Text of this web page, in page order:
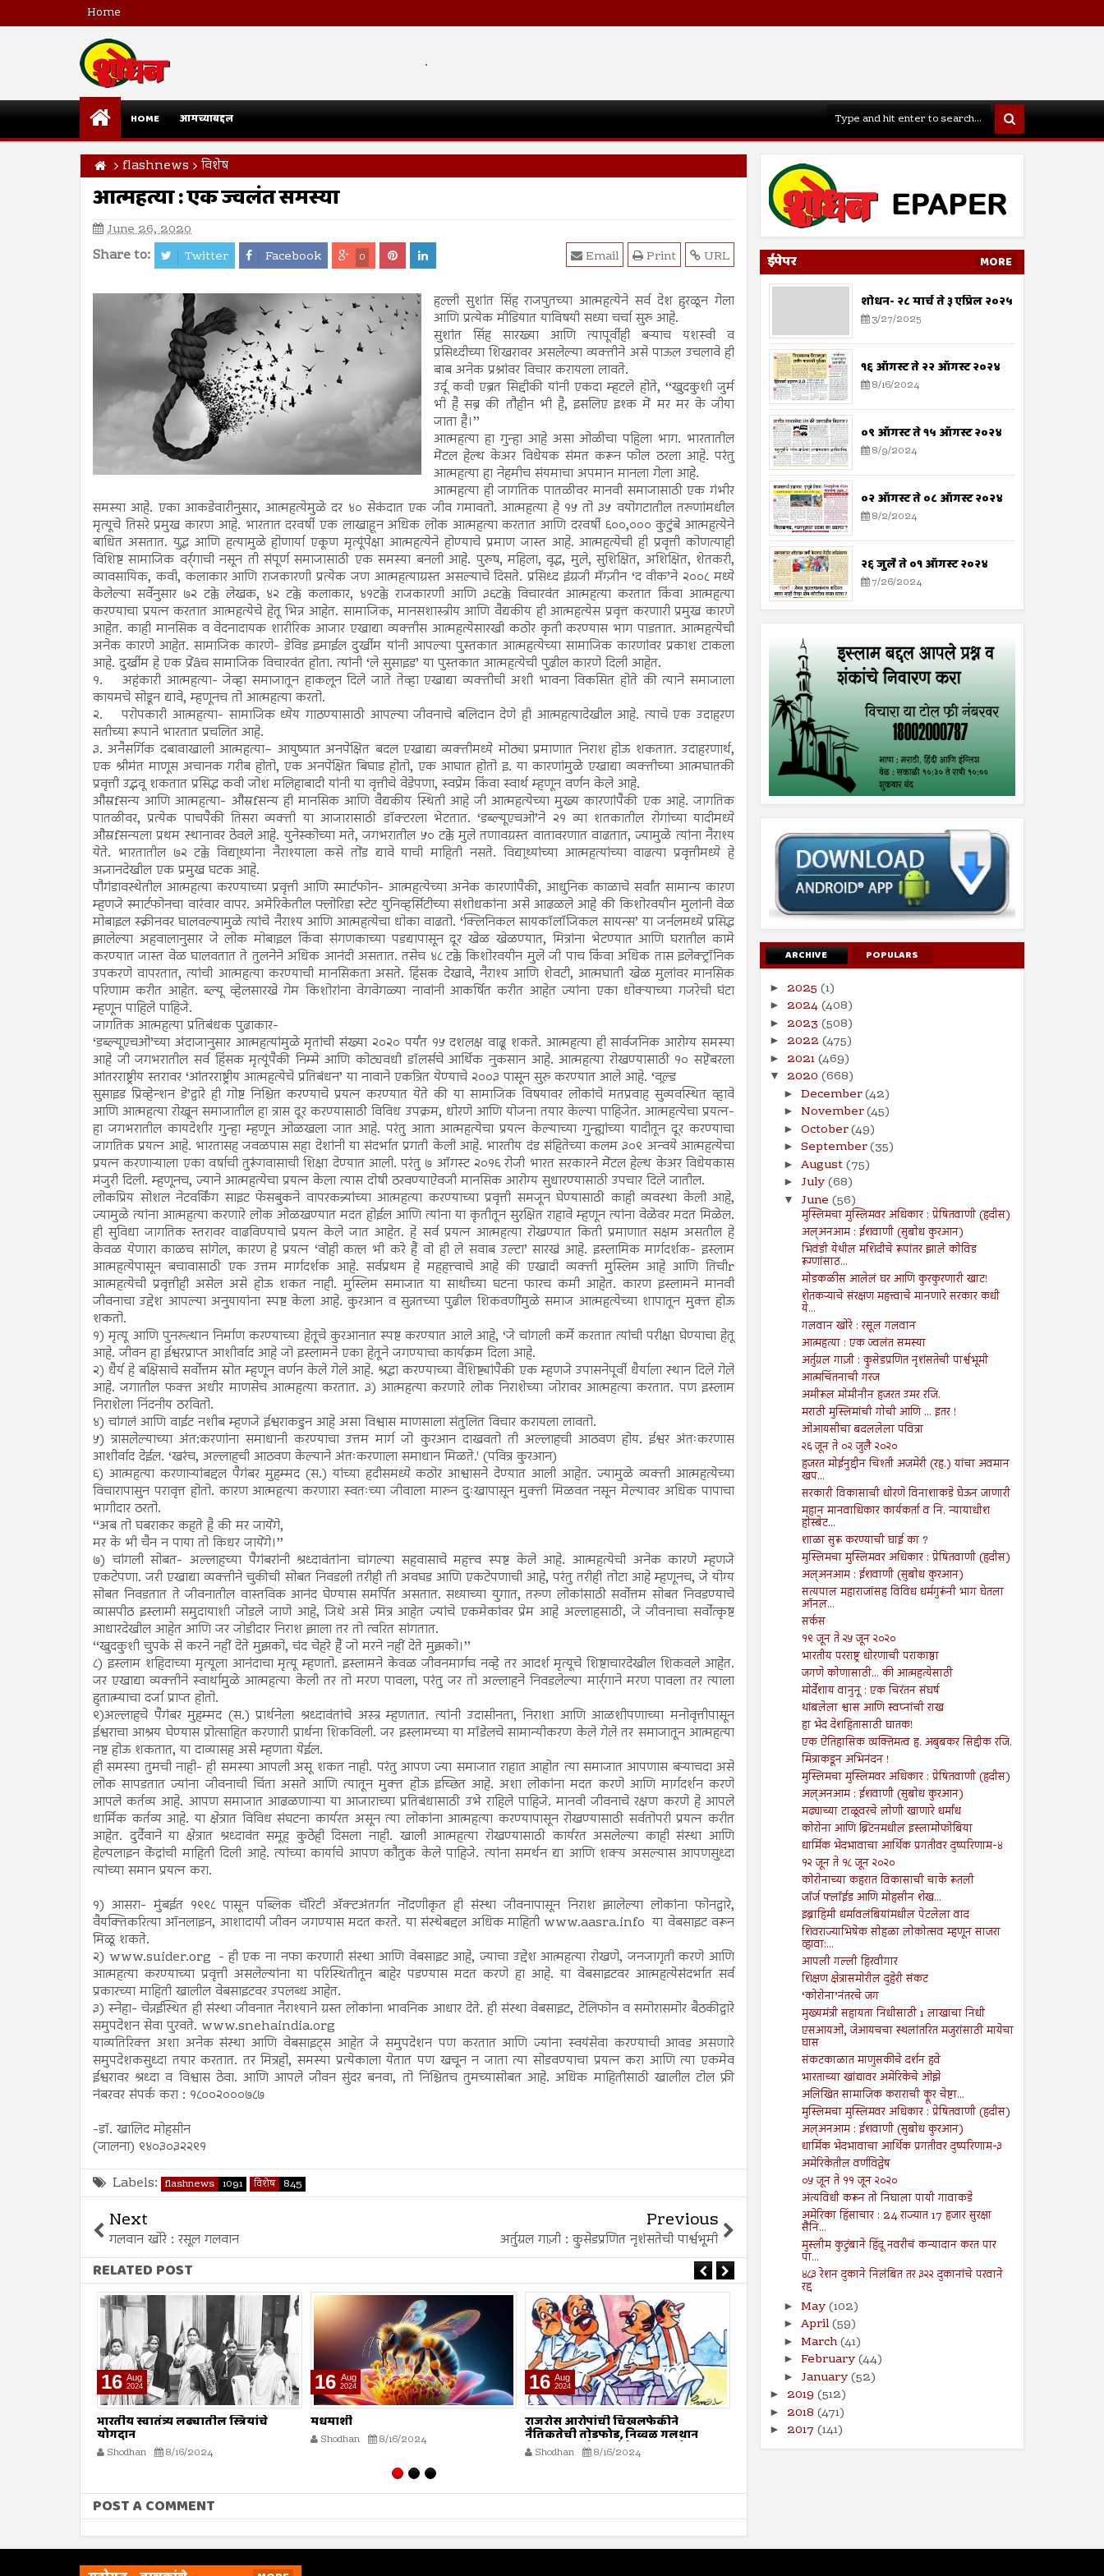
Home
.
HOME आमच्याबद्दल
flashnews विशेष
आत्महत्या : एक ज्वलंत समस्या
June 26, 2020
Share to: Twitter Facebook 0 URL
Print
Email
हल्ली सुशांत सिंह राजपुतच्या आत्महत्येने सर्व देश हुरळून गेला
आणि प्रत्येक मीडियात याविषयी सध्या चर्चा सुरु आहे.
सुशांत सिंह सारख्या आणि त्यापूर्वीही बऱ्याच यशस्वी व
प्रसिध्दीच्या शिखरावर असलेल्या व्यक्तीने असे पाऊल उचलावे ही
बाब अनेक प्रश्नांवर विचार करायला लावते.
उर्दू कवी एब्रत सिद्दीकी यांनी एकदा म्हटले होते, ‘‘खुदकुशी जुर्म
भी है सब्र की तौहीन भी है, इसलिए इश्क में मर मर के जीया
जाता है।’’
आत्महत्या हा गुन्हा आहे असा ओळीचा पहिला भाग. भारतातील
मेंटल हेल्थ केअर विधेयक संमत करून फोल ठरला आहे. परंतु
आत्महत्या हा नेहमीच संयमाचा अपमान मानला गेला आहे.
आत्महत्या ही जागतिक पातळीवर मानवी समाजासाठी एक गंभीर
समस्या आहे. एका आकडेवारीनुसार, आत्महत्येमुळे दर ४० सेकंदात एक जीव गमावतो. आत्महत्या हे १५ तो ३५ वयोगटातील तरुणांमधील
मृत्यूचे तिसरे प्रमुख कारण आहे. भारतात दरवर्षी एक लाखाहून अधिक लोक आत्महत्या करतात आणि दरवर्षी ६००,००० कुटुंबे आत्महत्येने
बाधित असतात. युद्ध आणि हत्यामुळे होणार्या एकूण मृत्यूंपेक्षा आत्महत्येने होण्याचे प्रमाण जास्त आहे. आत्महत्येची ही प्रवृत्ती कोणत्याही
विशिष्ट सामाजिक वर्र्गाची नसून ती संपूर्ण समाजासाठी एक समस्या बनली आहे. पुरुष, महिला, वृद्ध, मुले, सुशिक्षित, अशिक्षित, शेतकरी,
व्यावसायिक, कवी, कलाकार आणि राजकारणी प्रत्येक जण आत्महत्याग्रस्त असल्याचे दिसते. प्रसिध्द इंग्रजी मॅग्ज़ीन ‘द वीक’ने २००८ मध्ये
केलेल्या सर्वेनुसार ७२ टक्के लेखक, ४२ टक्के कलाकार, ४१टक्के राजकारणी आणि ३६टक्के विचारवंत आत्महत्या करतात किंवा आत्महत्या
करण्याचा प्रयत्न करतात आत्महत्येचे हेतू भिन्न आहेत. सामाजिक, मानसशास्त्रीय आणि वैद्यकीय ही आत्महत्येस प्रवृत्त करणारी प्रमुख कारणे
आहेत. काही मानसिक व वेदनादायक शारीरिक आजार एखाद्या व्यक्तीस आत्महत्येसारखी कठोर कृती करण्यास भाग पाडतात. आत्महत्येची
अनेक कारणे आहेत. सामाजिक कारणे- डेविड इमाईल दुर्खीम यांनी आपल्या पुस्तकात आत्महत्येच्या सामाजिक कारणांवर प्रकाश टाकला
आहे. दुर्खीम हे एक प्रेंâच सामाजिक विचारवंत होता. त्यांनी ‘ले सुसाइड’ या पुस्तकात आत्महत्येची पुढील कारणे दिली आहेत.
१. अहंकारी आत्महत्या- जेव्हा समाजातून हाकलून दिले जाते तेव्हा एखाद्या व्यक्तीची अशी भावना विकसित होते की त्याने समाजाला
कायमचे सोडून द्यावे, म्हणूनच तो आत्महत्या करतो.
२. परोपकारी आत्महत्या- सामाजिक ध्येय गाठण्यासाठी आपल्या जीवनाचे बलिदान देणे ही आत्महत्यादेखील आहे. त्याचे एक उदाहरण
सतीच्या रूपाने भारतात प्रचलित आहे.
३. अनैसर्गिक दबावाखाली आत्महत्या– आयुष्यात अनपेक्षित बदल एखाद्या व्यक्तीमध्ये मोठ्या प्रमाणात निराश होऊ शकतात. उदाहरणार्थ,
एक श्रीमंत माणूस अचानक गरीब होतो, एक अनपेक्षित बिघाड होतो, एक आघात होतो इ. या कारणांमुळे एखाद्या व्यक्तीच्या आत्मघातकी
प्रवृत्ती उद्भवू शकतात प्रसिद्ध कवी जोश मलिहाबादी यांनी या वृत्तीचे वेडेपणा, स्वप्रेम किंवा स्वार्थ म्हणून वर्णन केले आहे.
औस्रfसन्य आणि आत्महत्या- औस्रfसन्य ही मानसिक आणि वैद्यकीय स्थिती आहे जी आत्महत्येच्या मुख्य कारणांपैकी एक आहे. जागतिक
पातळीवर, प्रत्येक पाचपैकी तिसरा व्यक्ती या आजारासाठी डॉक्टरला भेटतात. ‘डब्ल्यूएचओ’ने २१ व्या शतकातील रोगांच्या यादीमध्ये
औस्रfसन्यला प्रथम स्थानावर ठेवले आहे. युनेस्कोच्या मते, जगभरातील ५० टक्के मुले तणावग्रस्त वातावरणात वाढतात, ज्यामुळे त्यांना नैराश्य
येते. भारतातील ७२ टक्के विद्याथ्र्यांना नैराश्याला कसे तोंड द्यावे याची माहिती नसते. विद्याथ्र्यांच्या आत्महत्यांच्या वाढत्या प्रवृत्तीमध्ये हे
अज्ञानदेखील एक प्रमुख घटक आहे.
पौगंडावस्थेतील आत्महत्या करण्याच्या प्रवृत्ती आणि स्मार्टफोन- आत्महत्येच्या अनेक कारणांपैकी, आधुनिक काळाचे सर्वांत सामान्य कारण
म्हणजे स्मार्टफोनचा वारंवार वापर. अमेरिकेतील फ्लोरिडा स्टेट युनिव्हर्सिटीच्या संशोधकांना असे आढळले आहे की किशोरवयीन मुलांनी वेळ
मोबाइल स्क्रीनवर घालवल्यामुळे त्यांचे नैराश्य आणि आत्महत्येचा धोका वाढतो. ‘क्लिनिकल सायकॉलॉजिकल सायन्स’ या जर्नलमध्ये प्रसिद्ध
झालेल्या अहवालानुसार जे लोक मोबाइल किंवा संगणकाच्या पडद्यापासून दूर खेळ खेळण्यात, मित्रांना भेटण्यात आणि घरातील कामे
करण्यात जास्त वेळ घालवतात ते तुलनेने अधिक आनंदी असतात. तसेच ४८ टक्के किशोरवयीन मुले जी पाच किंवा अधिक तास इलेक्ट्रॉनिक
उपकरणे वापरतात, त्यांची आत्महत्या करण्याची मानसिकता असते. हिंसक देखावे, नैराश्य आणि शेवटी, आत्मघाती खेळ मुलांवर मानसिक
परिणाम करीत आहेत. ब्ल्यू व्हेलसारखे गेम किशोरांना वेगवेगळ्या नावांनी आकर्षित करीत आहेत ज्यांना एका धोक्याच्या गजरेची घंटा
म्हणून पाहिले पाहिजे.
जागतिक आत्महत्या प्रतिबंधक पुढाकार-
‘डब्ल्यूएचओ’च्या अंदाजानुसार आत्महत्यांमुळे मृतांची संख्या २०२० पर्यंत १५ दशलक्ष वाढू शकते. आत्महत्या ही सार्वजनिक आरोग्य समस्या
आहे जी जगभरातील सर्व हिंसक मृत्यूंपैकी निम्मे आणि कोट्यवधी डॉलर्सचे आर्थिक नुकसान आहे. आत्महत्या रोखण्यासाठी १० सप्टेंबरला
आंतरराष्ट्रीय स्तरावर ‘आंतरराष्ट्रीय आत्महत्येचे प्रतिबंधन’ या नावाने एकत्रित येण्याचे २००३ पासून सुरु करण्यात आले आहे. ‘वल्र्ड
सुसाइड प्रिव्हेन्शन डे’द्वारे ही गोष्ट निश्चित करण्याचे प्रयत्न करण्यात येते की या सामाजिक विषयावर लोकांचे मतप्रवाह सुव्यवस्थित व्हावे
आणि आत्महत्या रोखून समाजातील हा त्रास दूर करण्यासाठी विविध उपक्रम, धोरणे आणि योजना तयार केल्या पाहिजेत. आत्महत्येचा प्रयत्न-
हा जगभरातील कायदेशीर गुन्हा म्हणून ओळखला जात आहे. परंतु आता आत्महत्येचा प्रयत्न केल्याच्या गुन्ह्यांच्या यादीतून दूर करण्याचा
जागतिक प्रयत्न आहे. भारतासह जवळपास सहा देशांनी या संदर्भात प्रगती केली आहे. भारतीय दंड संहितेच्या कलम ३०९ अन्वये आत्महत्येचा
प्रयत्न करणाऱ्याला एका वर्षाची तुरूंगवासाची शिक्षा देण्यात आली. परंतु ७ ऑगस्ट २०१६ रोजी भारत सरकारने मेंटल हेल्थ केअर विधेयकास
मंजुरी दिली. म्हणूनच, ज्याने आत्महत्येचा प्रयत्न केला त्यास दोषी ठरवण्याऐवजी मानसिक आरोग्य सुधारण्यासाठी उपचार दिले जातील.
लोकप्रिय सोशल नेटवर्किंग साइट फेसबुकने वापरकत्र्यांच्या आत्महत्या करण्याच्या प्रवृत्ती समजून घेण्यासाठी काही व्यवस्था केली आहे,
ज्यामुळे त्यांना आत्महत्या करणारे लोक ओळखण्यात मदत होईल आणि त्यांना या कृतीतून सुरक्षित राहावे म्हणून त्यांना वेळेवर मदत मिळेल.
ही सुविधा जागतिक स्तरावर वाढविण्याचे प्रयत्न केले जात आहेत. हे सर्व प्रयत्न आत्महत्या रोखण्यात किती प्रमाणात सक्षम असतील हे
केवळ येणारा काळच सांगेल, कारण हे प्रयत्न ‘वोही कत्ल भी करे हैं वो ही ले सवाब उल्टा’ सारखं आहे. इस्लामिक मार्गदर्शक- इस्लाम
आत्महत्येपासून बचावासाठी एक उत्तम मार्गदर्शक आहे. सर्वप्रथम हे महहत्त्वाचे आहे की एखादी व्यक्ती मुस्लिम आहे आणि तिचीr
आत्महत्येची प्रवृत्तीही असेल असे होऊ शकत नाही. मुस्लिम समाजात या साथीच्या घटना फारच कमी आहेत. कारण इस्लामने मानवी
जीवनाचा उद्देश आपल्या अनुयायांना स्पष्ट केला आहे. कुरआन व सुन्नतच्या पुढील शिकवणींमुळे समाज आत्महत्येच्या शापातून मुक्त होऊ
शकतो.
१) मृत्यू आणि पुनरुत्थान निर्माण करण्याच्या हेतूचे कुरआनात स्पष्ट करण्यात आले आहे, ‘जे चांगली कर्मे करतात त्यांची परीक्षा घेण्याचा हेतू
आहे. जीवन हा ईश्वरप्राप्त आशीर्वाद आहे जो इस्लामने एका हेतूने जगण्याचा कार्यक्रम दिला आहे.
२) धैर्य हे बक्षिसाचे सर्वोत्तम स्रोत म्हणून वर्णन केले गेले आहे. श्रद्धा करण्याच्या वैशिष्ट्यांपैकी एक म्हणजे उपासनेपूर्वी धैर्याला स्थान दिले गेले
आहे. जगातील फक्त अधीर माणसेच आत्महत्या करतात. ३) आत्महत्या करणारे लोक निराशेच्या जोरावर आत्महत्या करतात. पण इस्लाम
निराशेला निंदनीय ठरवितो.
४) चांगलं आणि वाईट नशीब म्हणजे ईश्वराकडुन आहे असा विश्वास माणसाला संतुलित विचार करायला लावतो.
५) त्रासलेल्याच्या अंत:करणांना समाधानी करण्याचा उत्तम मार्ग जो कुरआन दाखवतो ती अल्लाहची आठवण होय. ईश्वर अंतःकरणास
आशीर्वाद देईल. ‘खरंच, अल्लाहची आठवण केल्याने अंतःकरणाला समाधान मिळते.' (पवित्र कुरआन)
६) आत्महत्या करणाऱ्यांबद्दल पैगंबर मुहम्मद (स.) यांच्या हदीसमध्ये कठोर आश्वासने देण्यात आली आहेत. ज्यामुळे व्यक्ती आत्महत्येच्या
विचारापासुन परावृत्त होतो. कारण आत्महत्या करणारा स्वतःच्या जीवाला मारुन दुःखापासून मुक्ती मिळवत नसून मेल्यावर अधिक पापाचा
भागीदार ठरतो.
‘‘अब तो घबराकर कहते है की मर जायेंगे,
मर के भी चैन न पाया तो किधर जायेंगे।’’
७) चांगली सोबत- अल्लाहच्या पैगंबरांनी श्रध्दावंतांना चांगल्या सहवासाचे महत्त्व स्पष्ट केले आहे. आत्महत्येची अनेक कारणे म्हणजे
एकटेपणा. जरी एखाद्या व्यक्तीने चुकीची सोबत निवडली तरीही ती अवघड आणि एकटेपणाची आहे, परंतु तरीही तोटा आहे म्हणूनच, जे योग्य
सोबत निवडतात ते जीवनातील वास्तविक आनंद घेण्यास समर्पित असतात. सध्याच्या युगात, तरुण लोकांसाठी सर्वोत्तम सोबत निवडण्याचे
व्यासपीठ इस्लामी समुदायाशी जोडले जाणे आहे, जिथे असे मित्र आहेत ज्यांचे एकमेकांवर प्रेम आहे अल्लाहसाठी, जे जीवनाचा सर्वोत्कृष्ट
आधारदेखील आहेत आणि जर जोडीदार निराश झाला तर तो त्वरित सांगतात.
‘‘खुदकुशी चुपके से करने नहीं देते मुझको, चंद चेहरे हैं जो मरने नहीं देते मुझको।’’
८) इस्लाम शहिदाच्या मृत्यूला आनंदाचा मृत्यू म्हणतो. इस्लामने केवळ जीवनमार्गच नव्हे तर आदर्श मृत्यूचे शिष्टाचारदेखील शिकवले आहेत.
जर एखाद्या व्यक्तीने स्वार्थामुळे आत्महत्या केली तर तो मरण पावला, परंतु जर तो अल्लाहने निवडलेल्या मार्र्गाने मरण पावला तर त्याला
हुतात्म्याचा दर्जा प्राप्त होतो.
९)अल्लाहचे पैगंबर मुहम्मद (स.) प्रार्थनेला श्रध्दावंतांचे अस्त्र म्हणतात. त्यांनी उदासीनता, निराशा आणि आळशीपणाच्या मनोवृत्तीपासून
ईश्वराचा आश्रय घेण्यास प्रोत्साहित करणारी प्रार्थना शिकविली. जर इस्लामच्या या मॉडेलचे सामान्यीकरण केले गेले तर समाजातून आत्महत्या
नष्ट होऊ शकतात, या दाव्यासह असे म्हणता येईल.
ही समस्या तुमची नाही- ही समस्या आपली असू शकत नाही. परंतु आपण ज्या समाजात राहात आहोत त्या समाजात आपणास बऱ्याचदा असे
लोक सापडतात ज्यांना जीवनाची चिंता असते आणि त्यातून मुक्त होऊ इच्छित आहे. अशा लोकांना मदत करणे आणि मार्गदर्शन करणे
आपले कर्तव्य आहे. आपण समाजात आढळणाऱ्या या आजाराच्या प्रतिबंधासाठी उभे राहिले पाहिजे. मानवी जीवनाचे रक्षण करणे हे आपले
धार्मिक कर्तव्य आहे. या क्षेत्रात विविध संघटना कार्यरत असून त्या लोकांना आत्महत्या करण्यापासून रोखण्यासाठी सर्वतोपरी प्रयत्न करीत
आहेत. दुर्दैवाने या क्षेत्रात श्रध्दावंत समूह कुठेही दिसला नाही. खाली आत्महत्या रोखण्यासाठी कार्यरत असलेल्या काही संस्था आणि
हेल्पलाइन केंद्रांची माहिती दिली आहे. त्यांच्या कार्याचे आपण कौतुक केले पाहिजे. त्यांना समर्थन द्या आणि शक्य असल्यास आपणसुध्दा
त्यांच्या समान प्रयत्न करा.
१) आसरा- मुंबईत १९९८ पासून पब्लिक चॅरिटी अ‍ॅक्टअंतर्गत नोंदणीकृत ही संस्था जीवनापासून निराश झालेल्या लोकांना फोनद्वारे,
वैयक्तिकरित्या ऑनलाइन, आशादायी जीवन जगण्यास मदत करते. या संस्थेबद्दल अधिक माहिती www.aasra.info या वेबसाइट वरून
मिळू शकते.
२) www.suider.org - ही एक ना नफा करणारी संस्था आणि वेबसाइट आहे, ज्याचा उद्देश आत्महत्या रोखणे, जनजागृती करणे आणि
आत्महत्या करण्याच्या प्रवृत्ती असलेल्यांना या परिस्थितीतून बाहेर पडण्यास मदत करणे हा आहे. या वेबसाइटवर आत्महत्येसंदर्भात सर्व
प्रकारच्या माहिती खालील वेबसाइटवर उपलब्ध आहेत.
३) स्नेहा- चेन्नईस्थित ही संस्था जीवनात नैराश्याने ग्रस्त लोकांना भावनिक आधार देते. ही संस्था वेबसाइट, टेलिफोन व समोरासमोर बैठकीद्वारे
समुपदेशन सेवा पुरवते. www.snehaindia.org
याव्यतिरिक्त अशा अनेक संस्था आणि वेबसाइट्स आहेत जे समुपदेशन पण करतात आणि ज्यांना स्वयंसेवा करण्याची आवड असणारे
समुपदेशकसुध्दा तयार करतात. तर मित्रहो, समस्या प्रत्येकाला येतात पण खचून न जाता त्या सोडवण्याचा प्रयत्न करा आणि त्या एकमेव
ईश्वरावर श्रध्दा व विश्वास ठेवा. आणि आपले जीवन सुंदर बनवा, तो निश्चितच तुमच्यासोबत आहे. अधिक माहितीसाठी खालील टोल फ्री
नंबरवर संपर्क करा : १८००२०००७८७
-डॉ. खालिद मोहसीन
(जालना) ९४०३०३२२९१
Labels: flashnews 1091 विशेष 845
Next
गलवान खोरे : रसूल गलवान
Previous
अर्तुग्रल गाज़ी : क्रुसेडप्रणित नृशंसतेची पार्श्वभूमी
RELATED POST
16 Aug
2024
भारतीय स्वातंत्र्य लढ्यातील स्त्रियांचे
योगदान
Shodhan 8/16/2024
16 Aug
2024
मधमाशी
Shodhan 8/16/2024
16 Aug
2024
राजरोस आरोपांची चिखलफेकीने
नैतिकतेची तोडफोड, निव्वळ गलथान
राजकारणामुळे जनसेवेचा बट्ट्याबोळ...!
Shodhan 8/16/2024
तरुण नेतृत्वाचा अभाव अमेरिकेच्या
अधोगतीस कारणीभूत ठरू शकतो?
Shodhan 8/9/2024 Shodhan 8/9/2024
POST A COMMENT
ईपेपर MORE
शोधन- २८ मार्च ते ३ एप्रिल २०२५
3/27/2025
१६ ऑगस्ट ते २२ ऑगस्ट २०२४
8/16/2024
०९ ऑगस्ट ते १५ ऑगस्ट २०२४
8/9/2024
०२ ऑगस्ट ते ०८ ऑगस्ट २०२४
8/2/2024
२६ जुलै ते ०१ ऑगस्ट २०२४
7/26/2024
ARCHIVE POPULARS
► 2025 (1)
► 2024(408)
► 2023 (508)
► 2022 (475)
► 2021(469)
▼ 2020 (668)
► December(42)
► November(45)
► October(49)
► September(35)
► August(75)
► July(68)
▼ June (56)
मुस्लिमचा मुस्लिमवर अधिकार : प्रेषितवाणी (हदीस)
अल्अनआम : ईशवाणी (सुबोध कुरआन)
भिवंडी येथील मशिदीचे रूपांतर झाले कोविड
रूग्णांसाठ...
मोडकळीस आलेलं घर आणि कुरकुरणारी खाट!
शेतकऱ्याचे संरक्षण महत्त्वाचे मानणारे सरकार कधी
ये...
गलवान खोरे : रसूल गलवान
आत्महत्या : एक ज्वलंत समस्या
अर्तुग्रल गाज़ी : क्रुसेडप्रणित नृशंसतेची पार्श्वभूमी
आत्मचिंतनाची गरज
अमीरूल मोमीनीन हजरत उमर रजि.
मराठी मुस्लिमांची गोची आणि ... इतर !
ओआयसीचा बदललेला पवित्रा
२६ जून ते ०२ जुलै २०२०
हजरत मोईनुद्दीन चिश्ती अजमेरी (रह.) यांचा अवमान
खप...
सरकारी विकासाची धोरणे विनाशाकडे घेऊन जाणारी
महान मानवाधिकार कार्यकर्ता व नि. न्यायाधीश
होस्बेट...
शाळा सुरू करण्याची घाई का ?
मुस्लिमचा मुस्लिमवर अधिकार : प्रेषितवाणी (हदीस)
अल्अनआम : ईशवाणी (सुबोध कुरआन)
सत्यपाल महाराजांसह विविध धर्मगुरूंनी भाग घेतला
ऑनल...
सर्कस
१९ जून ते २५ जून २०२०
भारतीय परराष्ट्र धोरणाची पराकाष्ठा
जगणे कोणासाठी... की आत्महत्येसाठी
मोर्देशाय वानुनू : एक चिरंतन संघर्ष
थांबलेला श्वास आणि स्वप्नांची राख
हा भेद देशहितासाठी घातक!
एक ऐतिहासिक व्यक्तिमत्व ह. अबुबकर सिद्दीक रजि.
मित्राकडून अभिनंदन !
मुस्लिमचा मुस्लिमवर अधिकार : प्रेषितवाणी (हदीस)
अल्अनआम : ईशवाणी (सुबोध कुरआन)
मढ्याच्या टाळूवरचे लोणी खाणारे धर्मांध
कोरोना आणि ब्रिटनमधील इस्लामोफोबिया
धार्मिक भेदभावाचा आर्थिक प्रगतीवर दुष्परिणाम-४
१२ जून ते १८ जून २०२०
कोरोनाच्या कहरात विकासाची चाके रूतली
जॉर्ज फ्लॉईड आणि मोहसीन शेख...
इब्राहिमी धर्मावलंबियांमधील पेटलेला वाद
शिवराज्याभिषेक सोहळा लोकोत्सव म्हणून साजरा
व्हावा:...
आपली गल्ली हिरवीगार
शिक्षण क्षेत्रासमोरील दुहेरी संकट
‘कोरोना’नंतरचे जग
मुख्यमंत्री सहायता निधीसाठी 1 लाखाचा निधी
एसआयओ, जेआयचचा स्थलांतरित मजुरांसाठी मायेचा
घास
संकटकाळात माणुसकीचे दर्शन हवे
भारताच्या खांद्यावर अमेरिकेचे ओझे
अलिखित सामाजिक कराराची क्रूर चेष्टा...
मुस्लिमचा मुस्लिमवर अधिकार : प्रेषितवाणी (हदीस)
अल्अनआम : ईशवाणी (सुबोध कुरआन)
धार्मिक भेदभावाचा आर्थिक प्रगतीवर दुष्परिणाम-३
अमेरिकेतील वर्णविद्वेष
०५ जून ते ११ जून २०२०
अंत्यविधी करून तो निघाला पायी गावाकडे
अमेरिका हिंसाचार : 24 राज्यात 17 हजार सुरक्षा
सैनि...
मुस्लीम कुटुंबाने हिंदू नवरीचं कन्यादान करत पार
पा...
४८३ रेशन दुकाने निलंबित तर ३२२ दुकानांचे परवाने
रद्द
► May(102)
► April(59)
► March(41)
► February(44)
► January(52)
► 2019 (512)
► 2018 (471)
► 2017 (141)